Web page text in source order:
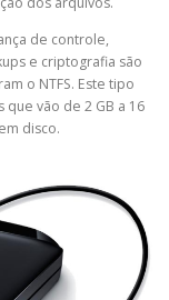
de controle,
e criptografia são
o NTFS. Este tipo
vão de 2 GB a 16
disco.